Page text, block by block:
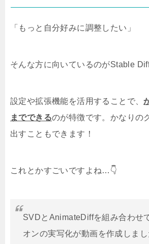
「もっと自分好みに調整したい」
そんな方に向いているのがStable
設定や拡張機能を活用することで、
までできるのが特徴です。かなりの
出すこともできます！
これとかすごいですよね…👇
SVDとAnimateDiffを組み合わせ
オンの実写化が動画を作成しまし